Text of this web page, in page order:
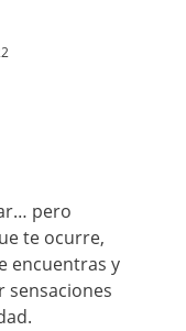
pero
te ocurre,
encuentras y
sensaciones